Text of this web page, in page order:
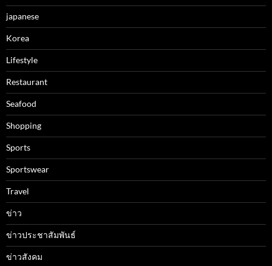
japanese
Korea
Lifestyle
Restaurant
Seafood
Shopping
Sports
Sportswear
Travel
ข่าว
ข่าวประชาสัมพันธ์
ข่าวสังคม